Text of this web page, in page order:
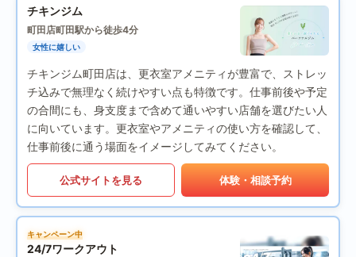
チキンジム
町田店町田駅から徒歩4分
女性に嬉しい
チキンジム町田店は、更衣室アメニティが豊富で、ストレッ
チ込みで無理なく続けやすい点も特徴です。仕事前後や予定
の合間にも、身支度まで含めて通いやすい店舗を選びたい人
に向いています。更衣室やアメニティの使い方を確認して、
仕事前後に通う場面をイメージしてみてください。
公式サイトを見る 体験・相談予約
キャンペーン中
24/7ワークアウト